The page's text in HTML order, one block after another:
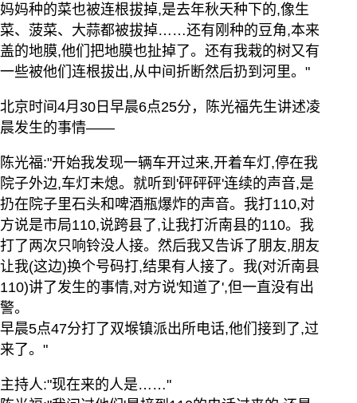
妈妈种的菜也被连根拔掉,是去年秋天种下的,像生
菜、菠菜、大蒜都被拔掉……还有刚种的豆角,本来
盖的地膜,他们把地膜也扯掉了。还有我栽的树又有
一些被他们连根拔出,从中间折断然后扔到河里。"
北京时间4月30日早晨6点25分，陈光福先生讲述凌
晨发生的事情——
陈光福:"开始我发现一辆车开过来,开着车灯,停在我
院子外边,车灯未熄。就听到'砰砰砰'连续的声音,是
扔在院子里石头和啤酒瓶爆炸的声音。我打110,对
方说是市局110,说跨县了,让我打沂南县的110。我
打了两次只响铃没人接。然后我又告诉了朋友,朋友
让我(这边)换个号码打,结果有人接了。我(对沂南县
110)讲了发生的事情,对方说'知道了',但一直没有出
警。
早晨5点47分打了双堠镇派出所电话,他们接到了,过
来了。"
主持人:"现在来的人是……"